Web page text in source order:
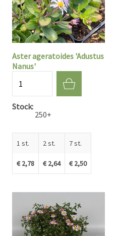
Aster ageratoides 'Adustus
Nanus'
Stock
250+
1 st.
€ 2,78
2 st.
€ 2,64
7 st.
€ 2,50